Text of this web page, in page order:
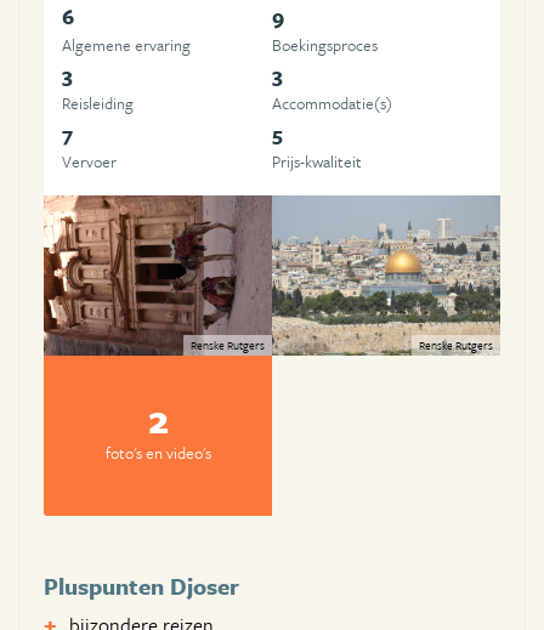
6
Algemene ervaring
9
Boekingsproces
3
Reisleiding
3
Accommodatie(s)
7
Vervoer
5
Prijs-kwaliteit
Renske Rutgers Renske Rutgers
2
foto's en video's
Pluspunten Djoser